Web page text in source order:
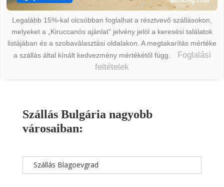
Legalább 15%-kal olcsóbban foglalhat a résztvevő szállásokon,
melyeket a „Kiruccanós ajánlat” jelvény jelöl a keresési találatok
listájában és a szobaválasztási oldalakon. A megtakarítás mértéke
a szállás által kínált kedvezmény mértékétől függ.
Foglalási
feltételek
Szállás Bulgária nagyobb
városaiban:
Szállás Blagoevgrad